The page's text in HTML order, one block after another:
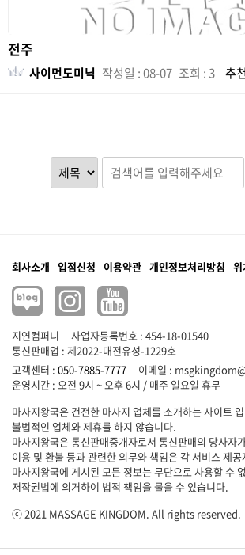
전주
사이먼도미닉 작성일 : 08-07 조회 : 3 추
회사소개 입점신청 이용약관 개인정보처리방침
지연컴퍼니
사업자등록번호 : 454-18-01540
통신판매업 : 제2022-대전유성-1229호
고객센터 : 050-7885-7777 이메일 :
마사지왕국은 건전한 마사지 업체를 소개하는 사이트
불법적인 업체와 제휴를 하지 않습니다.
마사지왕국은 통신판매중개자로서 통신판매의 당사자
이용 및 환불 등과 관련한 의무와 책임은 각 서비스 제
마사지왕국에 게시된 모든 정보는 무단으로 사용할 수
저작권법에 의거하여 법적 책임을 물을 수 있습니다.
ⓒ 2021 MASSAGE KINGDOM. All rights reserved.